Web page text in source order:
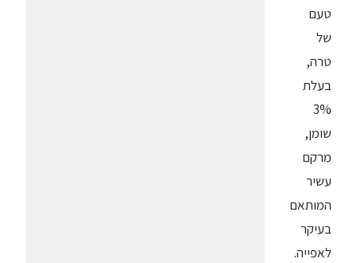
טעם
של
טרה,
בעלת
3%
שומן,
מרקם
עשיר
המותאם
בעיקר
לאפייה.